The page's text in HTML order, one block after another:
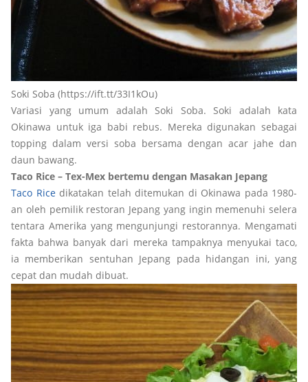
Soki Soba (https://ift.tt/33I1kOu)
Variasi yang umum adalah Soki Soba. Soki adalah kata
Okinawa untuk iga babi rebus. Mereka digunakan sebagai
topping dalam versi soba bersama dengan acar jahe dan
daun bawang.
Taco Rice – Tex-Mex bertemu dengan Masakan Jepang
Taco Ricedikatakan telah ditemukan di Okinawa pada 1980-
an oleh pemilik restoran Jepang yang ingin memenuhi selera
tentara Amerika yang mengunjungi restorannya. Mengamati
fakta bahwa banyak dari mereka tampaknya menyukai taco,
ia memberikan sentuhan Jepang pada hidangan ini, yang
cepat dan mudah dibuat.